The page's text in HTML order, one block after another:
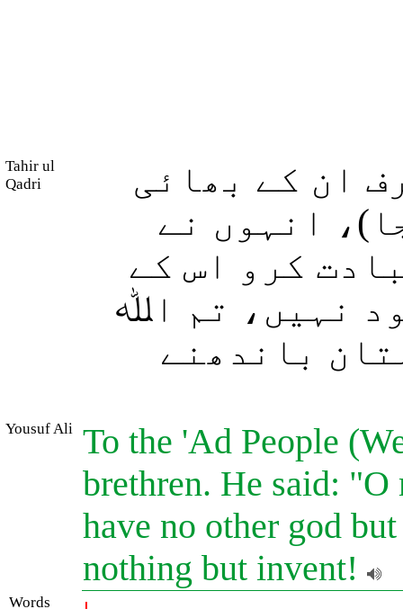
Tahir ul
Qadri
ان کے بھائی
انہوں نے
کرو اس کے
نہیں، تم اﷲ
باندھنے
Yousuf Ali To the 'Ad People
brethren. He said:
have no other god
nothing but invent!
Words